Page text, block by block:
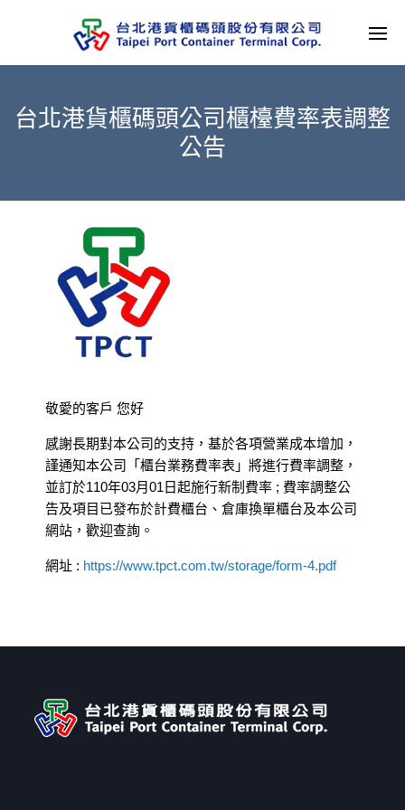
台北港貨櫃碼頭公司櫃檯費率表調整
公告
敬愛的客戶 您好
感謝長期對本公司的支持，基於各項營業成本增加，
謹通知本公司「櫃台業務費率表」將進行費率調整，
並訂於110年03月01日起施行新制費率 ; 費率調整公
告及項目已發布於計費櫃台、倉庫換單櫃台及本公司
網站，歡迎查詢。
網址 : https://www.tpct.com.tw/storage/form-4.pdf